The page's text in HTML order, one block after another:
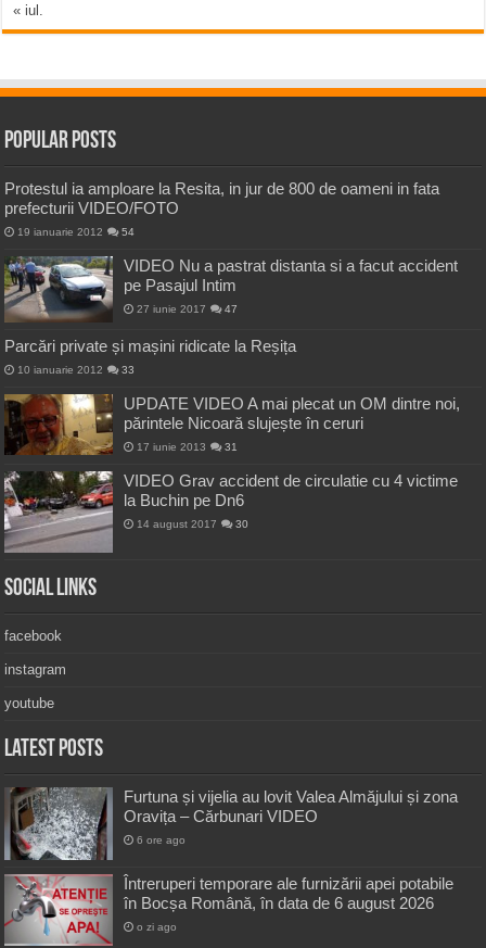
« iul.
Popular Posts
Protestul ia amploare la Resita, in jur de 800 de oameni in fata
prefecturii VIDEO/FOTO
19 ianuarie 2012 54
VIDEO Nu a pastrat distanta si a facut accident
pe Pasajul Intim
27 iunie 2017 47
Parcări private și mașini ridicate la Reșița
10 ianuarie 2012 33
UPDATE VIDEO A mai plecat un OM dintre noi,
părintele Nicoară slujește în ceruri
17 iunie 2013 31
VIDEO Grav accident de circulatie cu 4 victime
la Buchin pe Dn6
14 august 2017 30
Social Links
facebook
instagram
youtube
Latest Posts
Furtuna și vijelia au lovit Valea Almăjului și zona
Oravița – Cărbunari VIDEO
6 ore ago
Întreruperi temporare ale furnizării apei potabile
în Bocșa Română, în data de 6 august 2026
o zi ago